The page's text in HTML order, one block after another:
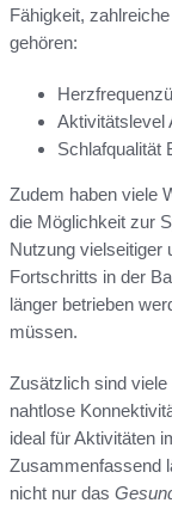
Fähigkeit,
gehören:
Aktivitätslevel
Schlafqualität
Zudem haben viele
die Möglichkeit zur
Nutzung vielseitiger
Fortschritts in der
länger betrieben
müssen.
Zusätzlich sind
nahtlose
ideal für Aktivitäten
Zusammenfassend
nicht nur das